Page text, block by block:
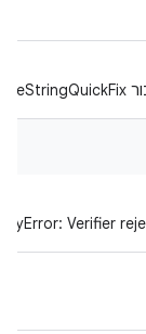
Verifier